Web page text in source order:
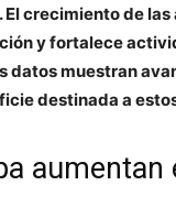
El crecimiento de
y fortalece
datos muestran
destinada a